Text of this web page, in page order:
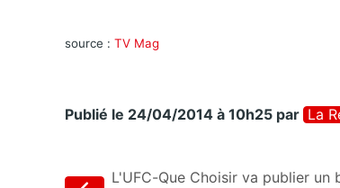
source : TV Mag
Publié le 24/04/2014 à 10h25 par La
L'UFC-Que Choisir va publier un